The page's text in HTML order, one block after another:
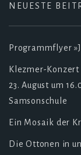
NEUESTE
Programmflyer
Klezmer-Konzert
23. August um
Samsonschule
Ein Mosaik der
Die Ottonen in